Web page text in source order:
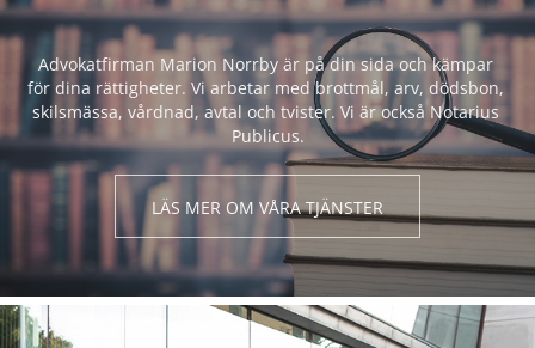
Advokatfirman Marion Norrby är på din sida och kämpar
för dina rättigheter. Vi arbetar med brottmål, arv, dödsbon,
skilsmässa, vårdnad, avtal och tvister. Vi är också Notarius
Publicus.
LÄS MER OM VÅRA TJÄNSTER
Advokatfirman Marion Norrby är på din sida och kämpar
för dina rättigheter. Vi arbetar med brottmål, arv, dödsbon,
skilsmässa, vårdnad, avtal och tvister. Vi är också Notarius
Publicus.
LÄS MER OM VÅRA TJÄNSTER